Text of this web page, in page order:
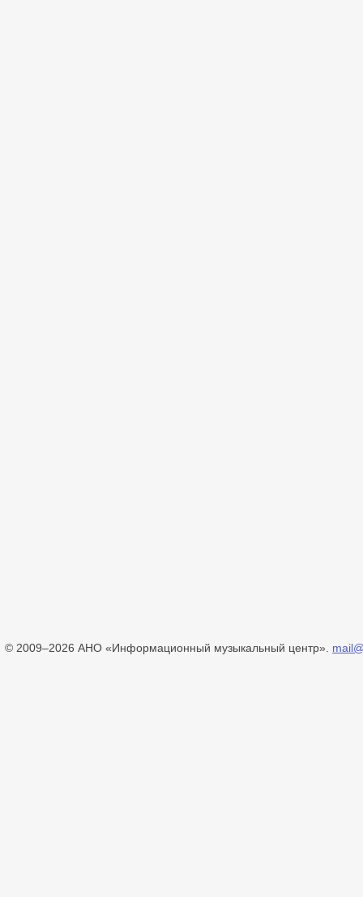
© 2009–2026 АНО «Информационный музыкальный центр».